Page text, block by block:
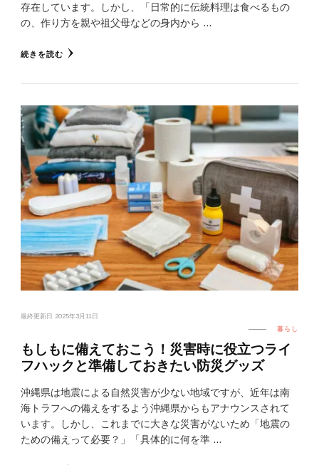
存在しています。しかし、「日常的に伝統料理は食べるもの
の、作り方を親や祖父母などの身内から …
続きを読む
最終更新日 2025年3月11日
暮らし
もしもに備えておこう！災害時に役立つライ
フハックと準備しておきたい防災グッズ
沖縄県は地震による自然災害が少ない地域ですが、近年は南
海トラフへの備えをするよう沖縄県からもアナウンスされて
います。しかし、これまでに大きな災害がないため「地震の
ための備えって必要？」「具体的に何を準 …